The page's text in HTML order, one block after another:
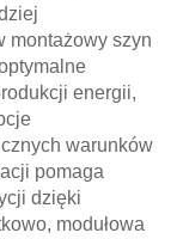
montażowy szyn
energii,
warunków
pomaga
dzięki
modułowa